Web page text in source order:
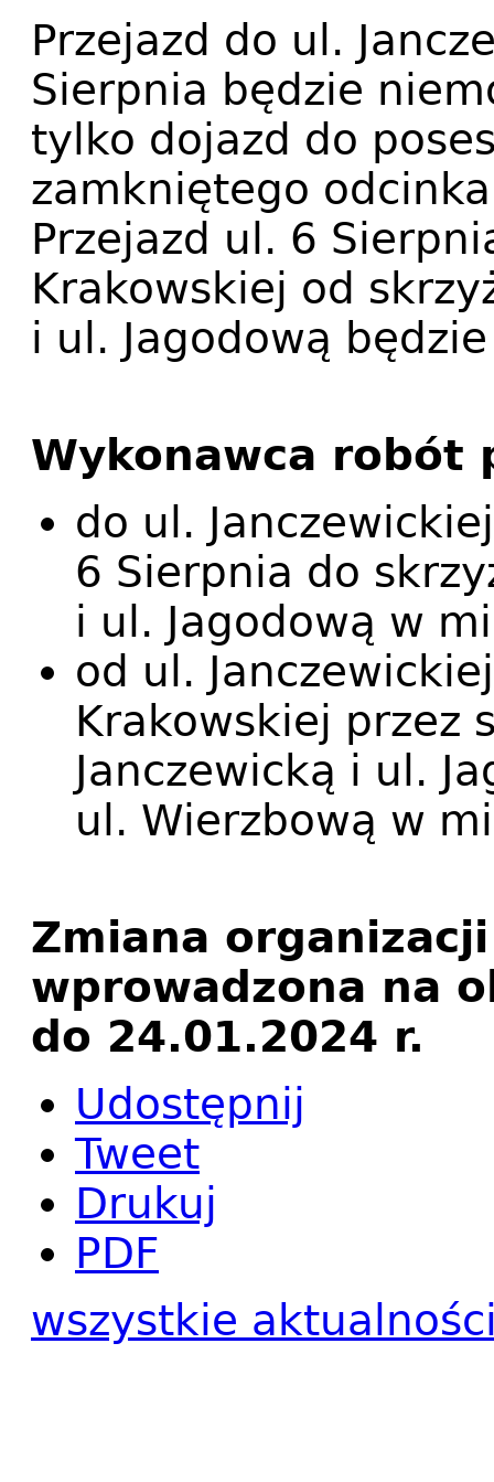
Przejazd do ul.
Sierpnia będzie
tylko dojazd do
zamkniętego
Przejazd ul. 6
Krakowskiej od
i ul. Jagodową
Wykonawca robót
do ul.
6 Sierpnia do
i ul. Jagodową w
od ul.
Krakowskiej przez
Janczewicką i ul.
ul. Wierzbową w
Zmiana
wprowadzona na
do 24.01.2024 r.
Udostępnij
Tweet
Drukuj
PDF
wszystkie